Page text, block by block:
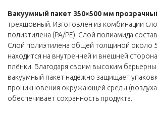
Вакуумный пакет 350×500 мм
трёхшовный. Изготовлен из комбинации
полиэтилена (PA/PE). Слой полиамида
Слой полиэтилена общей толщиной около
находится на внутренней и внешней
плёнки. Благодаря своим высоким
вакуумный пакет надёжно защищает
проникновения окружающей среды
обеспечивает сохранность продукта.